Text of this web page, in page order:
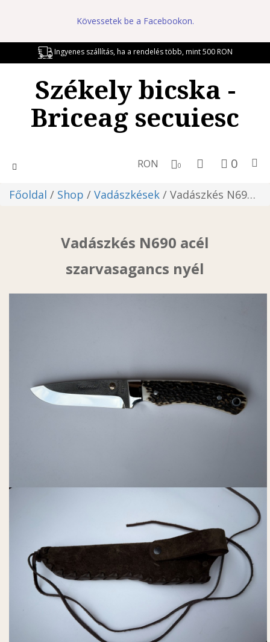
Kövessetek be a Facebookon.
Ingyenes szállítás, ha a rendelés több, mint 500 RON
Székely bicska -
Briceag secuiesc
Toggle
0
0
RON
Főoldal / Shop / Vadászkések / Vadászkés N690 acél szarvasagancs nyél
Vadászkés N690 acél
szarvasagancs nyél